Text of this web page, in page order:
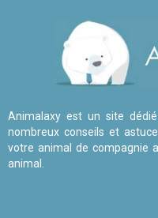
Animalaxy est un site
nombreux conseils et
votre animal de compagnie
animal.